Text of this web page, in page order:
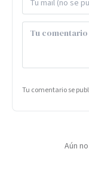
Tu comentario se
Aún